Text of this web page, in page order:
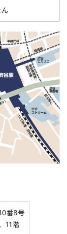
番8号
11階